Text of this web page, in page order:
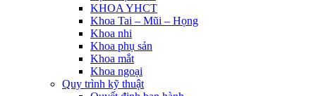
KHOA YHCT
Khoa Tai – Mũi – Họng
Khoa nhi
Khoa phụ sản
Khoa mắt
Khoa ngoại
Quy trình kỹ thuật